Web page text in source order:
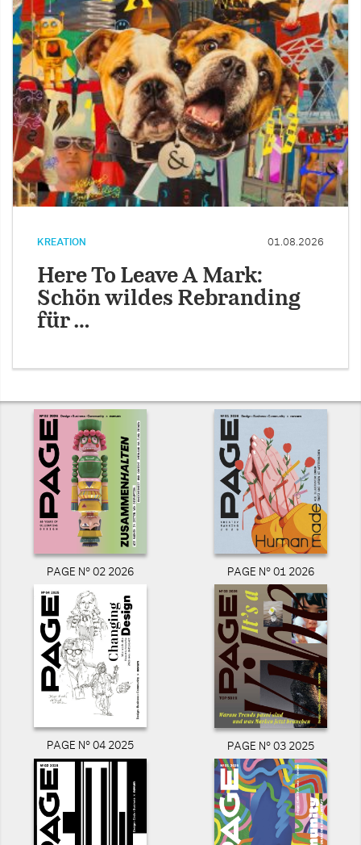
KREATION 01.08.2026
Here To Leave A Mark:
Schön wildes Rebranding
für …
PAGE N° 02 2026 PAGE N° 01 2026
PAGE N° 04 2025 PAGE N° 03 2025